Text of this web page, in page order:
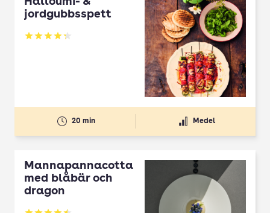
jordgubbsspett
Betyg: 4.3 av 5
20 min Medel
Mannapannacotta
med blåbär och
dragon